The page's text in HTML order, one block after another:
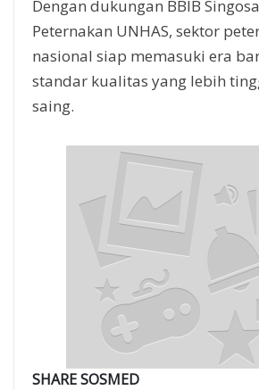
Dengan dukungan BBIB
Peternakan UNHAS, sektor
nasional siap memasuki era
standar kualitas yang lebih
saing.
SHARE SOSMED